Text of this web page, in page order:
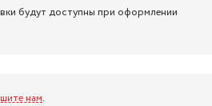
будут доступны при оформлении
нам.